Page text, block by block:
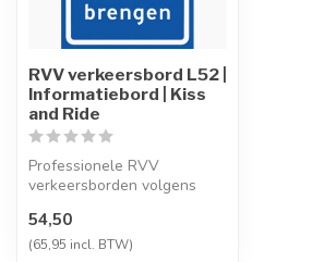
RVV verkeersbord L52 |
Informatiebord | Kiss
and Ride
Professionele RVV
verkeersborden volgens
vervaardigd uit hoogwaa...
54,50
(65,95 incl. BTW)